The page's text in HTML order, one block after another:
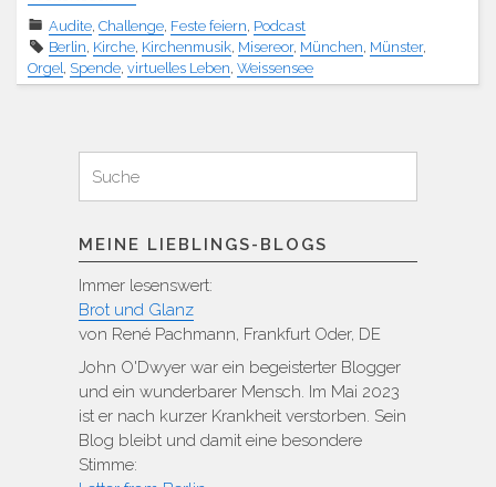
Audite, Challenge, Feste feiern, Podcast
Berlin, Kirche, Kirchenmusik, Misereor, München, Münster,
Orgel, Spende, virtuelles Leben, Weissensee
für:
Suchen
MEINE LIEBLINGS-BLOGS
Immer lesenswert:
Brot und Glanz
von René Pachmann, Frankfurt Oder, DE
John O'Dwyer war ein begeisterter Blogger
und ein wunderbarer Mensch. Im Mai 2023
ist er nach kurzer Krankheit verstorben. Sein
Blog bleibt und damit eine besondere
Stimme: